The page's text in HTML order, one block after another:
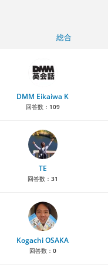
総合
DMM Eikaiwa K
回答数： 109
TE
回答数： 31
Kogachi OSAKA
回答数： 0